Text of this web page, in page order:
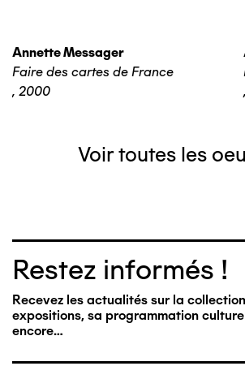
Annette Messager
Faire des cartes de France
, 2000
,
Voir toutes les
Restez informés !
Recevez les actualités sur la
expositions, sa programmation
encore…